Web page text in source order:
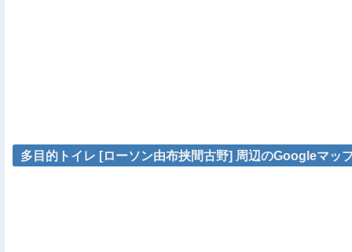
多目的トイレ [ローソン由布挟間古野] 周辺のGoogleマッ